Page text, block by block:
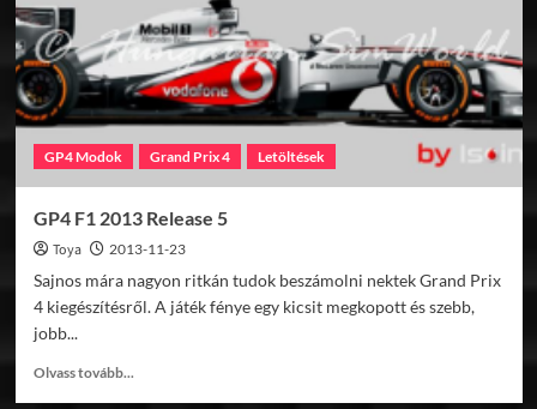
GP4 Modok Grand Prix 4 Letöltések
GP4 F1 2013 Release 5
Toya 2013-11-23
Sajnos mára nagyon ritkán tudok beszámolni nektek Grand Prix
4 kiegészítésről. A játék fénye egy kicsit megkopott és szebb,
jobb...
Olvass tovább...